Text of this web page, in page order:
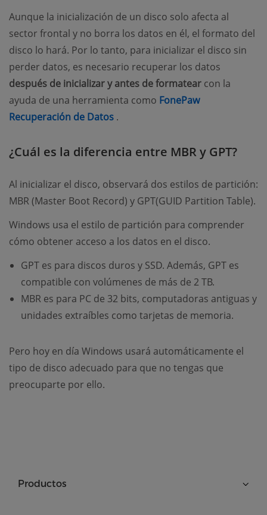
Aunque la inicialización de un disco solo afecta al
sector frontal y no borra los datos en él, el formato del
disco lo hará. Por lo tanto, para inicializar el disco sin
perder datos, es necesario recuperar los datos
después de inicializar y antes de formatear con la
ayuda de una herramienta como FonePaw
Recuperación de Datos (opens new window)
.
¿Cuál es la diferencia entre MBR y GPT?
Al inicializar el disco, observará dos estilos de partición:
MBR (Master Boot Record) y GPT(GUID Partition Table).
Windows usa el estilo de partición para comprender
cómo obtener acceso a los datos en el disco.
GPT es para discos duros y SSD. Además, GPT es
compatible con volúmenes de más de 2 TB.
MBR es para PC de 32 bits, computadoras antiguas y
unidades extraíbles como tarjetas de memoria.
Pero hoy en día Windows usará automáticamente el
tipo de disco adecuado para que no tengas que
preocuparte por ello.
Productos